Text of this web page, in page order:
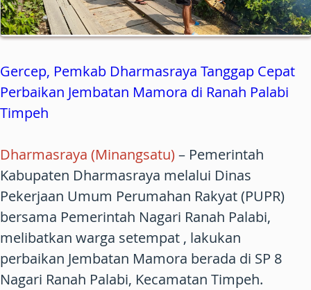
Gercep, Pemkab Dharmasraya Tanggap Cepat
Perbaikan Jembatan Mamora di Ranah Palabi
Timpeh
Dharmasraya (Minangsatu) – Pemerintah
Kabupaten Dharmasraya melalui Dinas
Pekerjaan Umum Perumahan Rakyat (PUPR)
bersama Pemerintah Nagari Ranah Palabi,
melibatkan warga setempat , lakukan
perbaikan Jembatan Mamora berada di SP 8
Nagari Ranah Palabi, Kecamatan Timpeh.